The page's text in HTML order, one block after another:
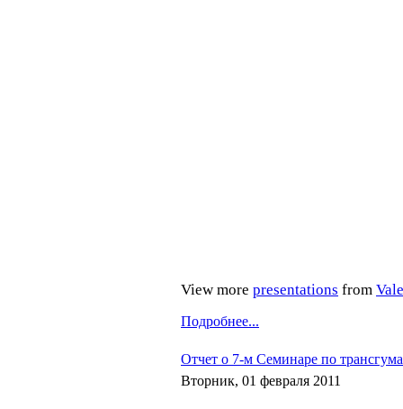
View more presentations from
Подробнее...
Отчет о 7-м Семинаре по
Вторник, 01 февраля 2011